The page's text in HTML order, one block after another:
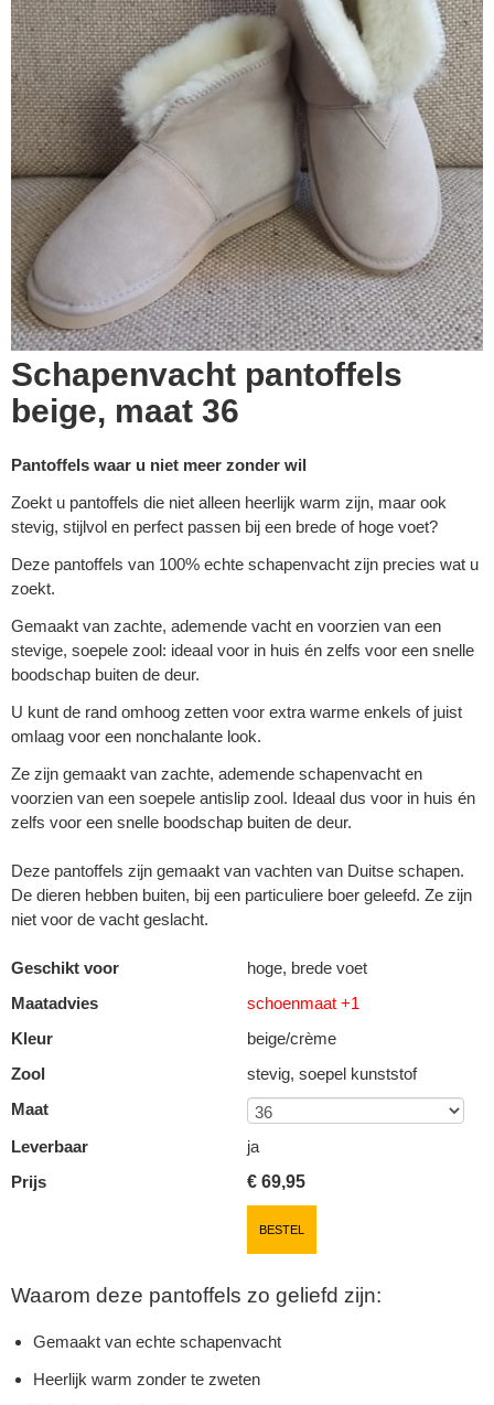
Schapenvacht pantoffels
beige, maat 36
Pantoffels waar u niet meer zonder wil
Zoekt u pantoffels die niet alleen heerlijk warm zijn, maar ook
stevig, stijlvol en perfect passen bij een brede of hoge voet?
Deze pantoffels van 100% echte schapenvacht zijn precies wat u
zoekt.
Gemaakt van zachte, ademende vacht en voorzien van een
stevige, soepele zool: ideaal voor in huis én zelfs voor een snelle
boodschap buiten de deur.
U kunt de rand omhoog zetten voor extra warme enkels of juist
omlaag voor een nonchalante look.
Ze zijn gemaakt van zachte, ademende schapenvacht en
voorzien van een soepele antislip zool. Ideaal dus voor in huis én
zelfs voor een snelle boodschap buiten de deur.
Deze pantoffels zijn gemaakt van vachten van Duitse schapen.
De dieren hebben buiten, bij een particuliere boer geleefd. Ze zijn
niet voor de vacht geslacht.
Geschikt voor
hoge, brede voet
Maatadvies
schoenmaat +1
Kleur
beige/crème
Zool
stevig, soepel kunststof
Maat
Leverbaar
ja
Prijs
€ 69,95
BESTEL
Waarom deze pantoffels zo geliefd zijn:
Gemaakt van echte schapenvacht
Heerlijk warm zonder te zweten